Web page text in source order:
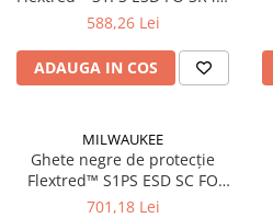
Suruburi autoforante
Suruburi pentru tabla
Ancore mecanice
Cuie constructii
Finisaje si amenajari interioare
Gips carton, profile si accesorii
mărimea 45/10.5,
588,26 Lei
ADAUGA IN COS
MILWAUKEE
Ghete negre de protecție
Flextred™ S1PS ESD SC FO
SR44, mărimea 44/10,
701,18 Lei